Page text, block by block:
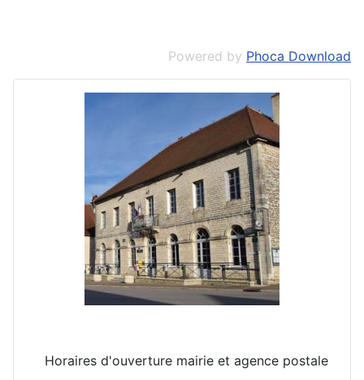
Powered by Phoca Download
Horaires d'ouverture mairie et agence postale